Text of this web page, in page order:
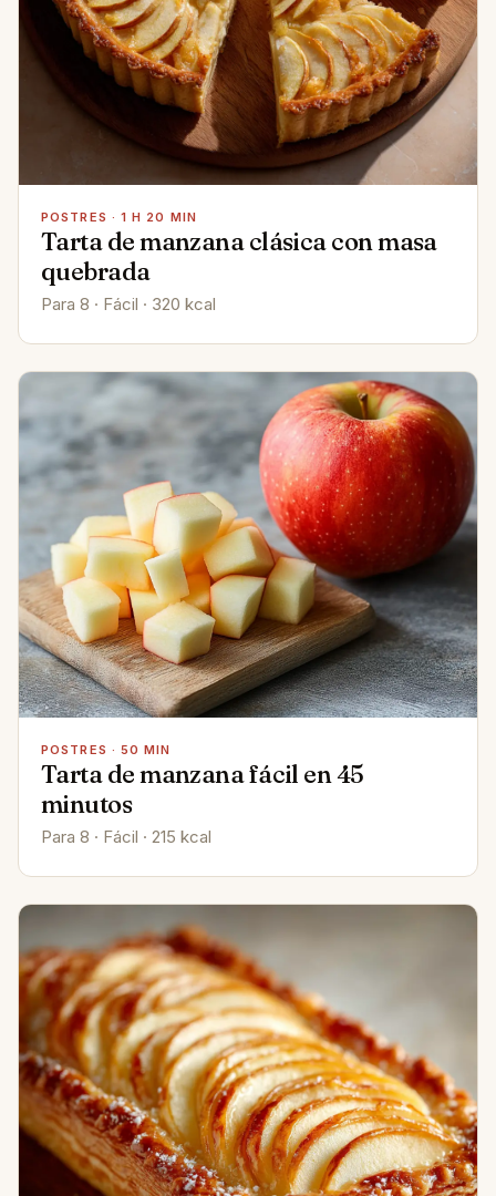
POSTRES · 1 H 20 MIN
Tarta de manzana clásica con masa
quebrada
Para 8 · Fácil · 320 kcal
POSTRES · 50 MIN
Tarta de manzana fácil en 45
minutos
Para 8 · Fácil · 215 kcal